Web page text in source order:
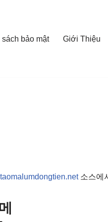
bảo mật Giới Thiệu
taomalumdongtien.net소스에